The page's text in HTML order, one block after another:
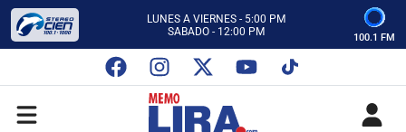
LUNES A VIERNES - 5:00 PM
SABADO - 12:00 PM
CON MEMO LIRA Y SU EQUIPO
LUNES A VIERNES - 5:00 PM
SABADO - 12:00 PM
100.1 FM